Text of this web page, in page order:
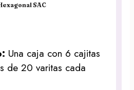
SAC
Una caja con 6 cajitas
de 20 varitas cada